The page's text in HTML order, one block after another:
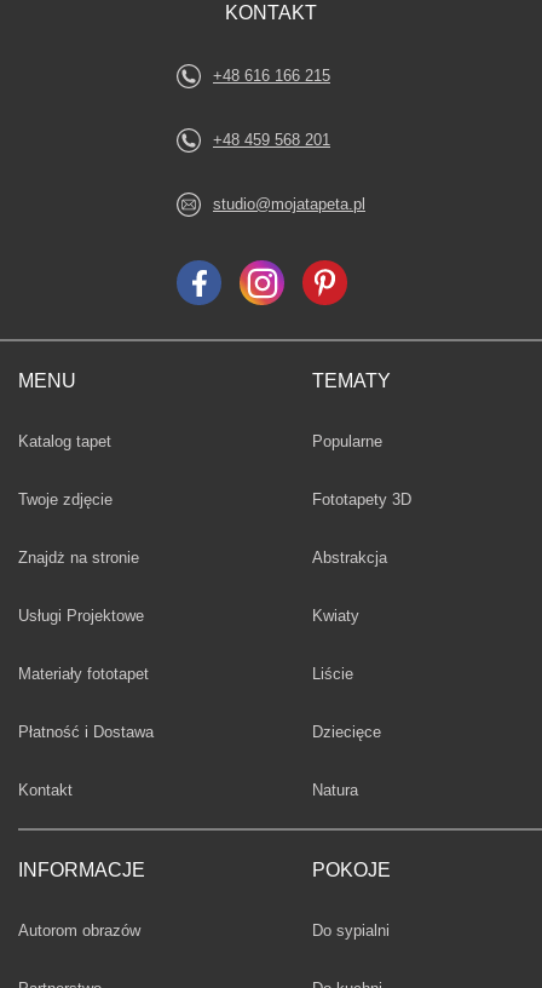
MENU
Katalog tapet
Twoje zdjęcie
Znajdż na stronie
Usługi Projektowe
Materiały fototapet
Płatność i Dostawa
Kontakt
INFORMACJE
Autorom obrazów
TEMATY
Fototapety
Popularne
Fototapety 3D
Fototapety
Abstrakcja
Fototapety
Kwiaty
Fototapety
Liście
Fototapety
Dziecięce
Fototapety
Natura
POKOJE
Fototapety
Do sypialni
KONTAKT
+48 616 166 215
+48 459 568 201
studio@mojatapeta.pl